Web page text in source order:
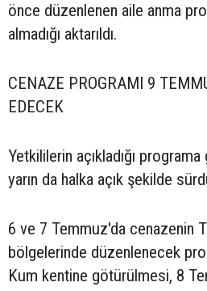
önce düzenlenen aile anma
almadığı aktarıldı.
CENAZE PROGRAMI 9
EDECEK
Yetkililerin açıkladığı
yarın da halka açık şekilde
6 ve 7 Temmuz'da cenazenin
bölgelerinde düzenlenecek
Kum kentine götürülmesi, 8